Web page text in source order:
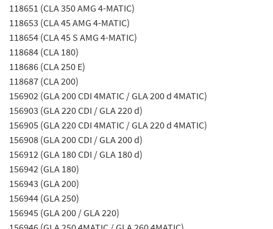
118651 (CLA 350 AMG 4-MATIC)
118653 (CLA 45 AMG 4-MATIC)
118654 (CLA 45 S AMG 4-MATIC)
118684 (CLA 180)
118686 (CLA 250 E)
118687 (CLA 200)
156902 (GLA 200 CDI 4MATIC / GLA 200 d 4MATIC)
156903 (GLA 220 CDI / GLA 220 d)
156905 (GLA 220 CDI 4MATIC / GLA 220 d 4MATIC)
156908 (GLA 200 CDI / GLA 200 d)
156912 (GLA 180 CDI / GLA 180 d)
156942 (GLA 180)
156943 (GLA 200)
156944 (GLA 250)
156945 (GLA 200 / GLA 220)